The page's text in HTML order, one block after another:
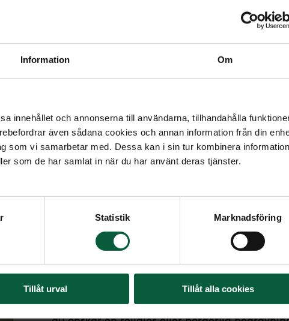
Information Om
innehållet och annonserna till användarna, tillhandahålla
även sådana cookies och annan information från din
som vi samarbetar med. Dessa kan i sin tur kombinera
som de har samlat in när du har använt deras tjänster.
Statistik Marknadsföring
Tillåt urval Tillåt alla cookies
Jag
via Mail och
bli bättre."
Vill du beställa en
Begravningsbyrån Farväl erbjuder kunnig
med begravningsarrangemang i hela Sverige